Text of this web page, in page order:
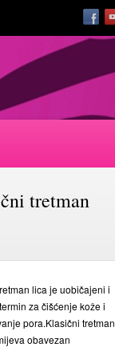
tretman
lica je uobičajeni i
za čišćenje kože i
pora.Klasični tretman
obavezan